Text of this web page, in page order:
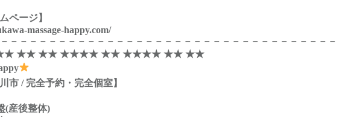
ページ】
massage-happy.com/
－－－－－－－－－－－－－－－－－－－－－－－－－－－－－－－－－－
★★ ★★ ★★★★ ★★ ★★★★ ★★ ★★
市 / 完全予約・完全個室】
(産後整体)